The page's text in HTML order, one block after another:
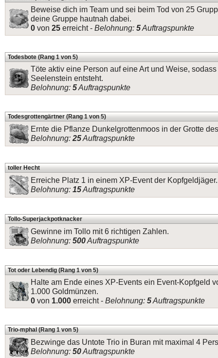
Beweise dich im Team und sei beim Tod von 25
deine Gruppe hautnah dabei.
0 von 25 erreicht - Belohnung: 5Auftragspunkte
Todesbote (Rang 1 von 5)
Töte aktiv eine Person auf eine Art und Weise,
Seelenstein entsteht.
Belohnung: 5Auftragspunkte
Todesgrottengärtner (Rang 1 von 5)
Ernte die Pflanze Dunkelgrottenmoos in der Grotte
Belohnung: 25Auftragspunkte
toller Hecht
Erreiche Platz 1 in einem XP-Event der Kopfgeldjäger.
Belohnung: 15Auftragspunkte
Tollo-Superjackpotknacker
Gewinne im Tollo mit 6 richtigen Zahlen.
Belohnung: 500Auftragspunkte
Tot oder Lebendig (Rang 1 von 5)
Halte am Ende eines XP-Events ein Event-Kopfgeld
1.000 Goldmünzen.
0 von 1.000 erreicht - Belohnung: 5Auftragspunkte
Trio-mphal (Rang 1 von 5)
Bezwinge das Untote Trio in Buran mit maximal 4
Belohnung: 50Auftragspunkte